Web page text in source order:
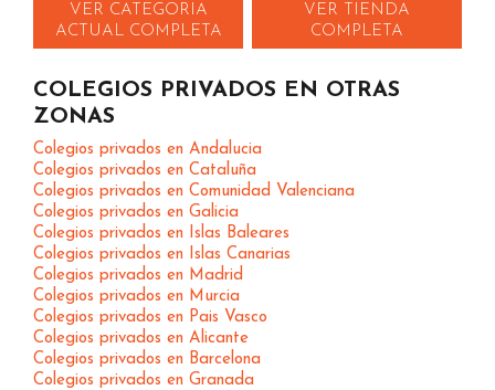
VER CATEGORIA
ACTUAL COMPLETA
VER TIENDA
COMPLETA
COLEGIOS PRIVADOS EN OTRAS
ZONAS
Colegios privados en Andalucia
Colegios privados en Cataluña
Colegios privados en Comunidad Valenciana
Colegios privados en Galicia
Colegios privados en Islas Baleares
Colegios privados en Islas Canarias
Colegios privados en Madrid
Colegios privados en Murcia
Colegios privados en Pais Vasco
Colegios privados en Alicante
Colegios privados en Barcelona
Colegios privados en Granada